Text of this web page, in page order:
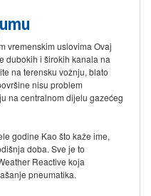
vremenskim uslovima Ovaj
dubokih i širokih kanala na
na terensku vožnju, blato
nisu problem
na centralnom dijelu gazećeg
godine Kao što kaže ime,
doba. Sve je to
Reactive koja
pneumatika.